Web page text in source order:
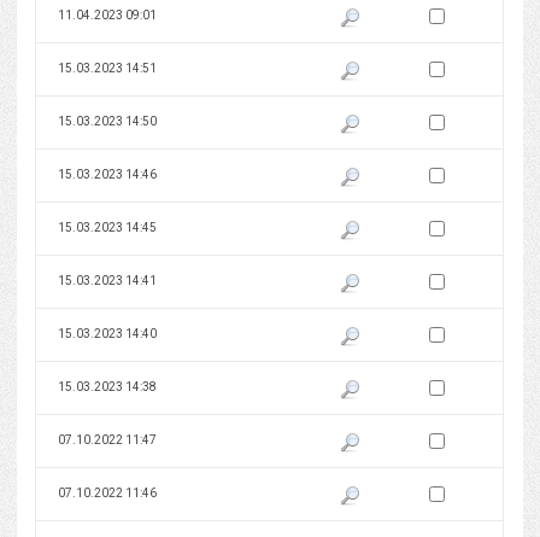
11.04.2023 09:01 Pokaż podgląd wersji z dnia
Zaznacz wersję do
15.03.2023 14:51 Pokaż podgląd wersji z dnia
Zaznacz wersję do
15.03.2023 14:50 Pokaż podgląd wersji z dnia
Zaznacz wersję do
15.03.2023 14:46 Pokaż podgląd wersji z dnia
Zaznacz wersję do
15.03.2023 14:45 Pokaż podgląd wersji z dnia
Zaznacz wersję do
15.03.2023 14:41 Pokaż podgląd wersji z dnia
Zaznacz wersję do
15.03.2023 14:40 Pokaż podgląd wersji z dnia
Zaznacz wersję do
15.03.2023 14:38 Pokaż podgląd wersji z dnia
Zaznacz wersję do
07.10.2022 11:47 Pokaż podgląd wersji z dnia
Zaznacz wersję do
07.10.2022 11:46 Pokaż podgląd wersji z dnia
Zaznacz wersję do